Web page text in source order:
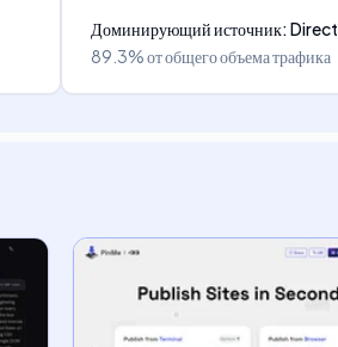
Доминирующий источник:Direct
89.3%от общего объема трафика